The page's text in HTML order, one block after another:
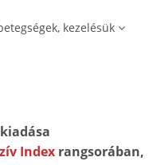
kezelésük
Indexrangsorában,